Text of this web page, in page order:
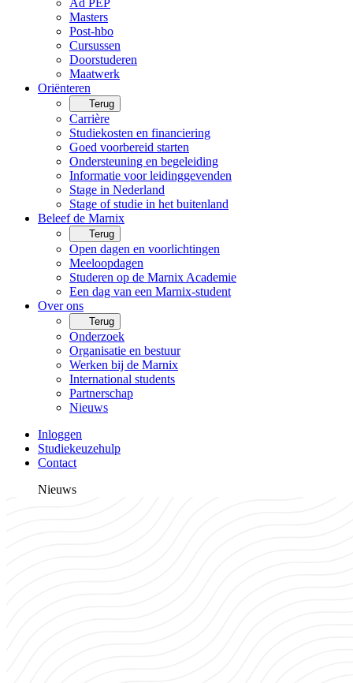
Ad PEP
Masters
Post-hbo
Cursussen
Doorstuderen
Maatwerk
Oriënteren
Terug
Carrière
Studiekosten en financiering
Goed voorbereid starten
Ondersteuning en begeleiding
Informatie voor leidinggevenden
Stage in Nederland
Stage of studie in het buitenland
Beleef de Marnix
Terug
Open dagen en voorlichtingen
Meeloopdagen
Studeren op de Marnix Academie
Een dag van een Marnix-student
Over ons
Terug
Onderzoek
Organisatie en bestuur
Werken bij de Marnix
International students
Partnerschap
Nieuws
Inloggen
Studiekeuzehulp
Contact
Nieuws